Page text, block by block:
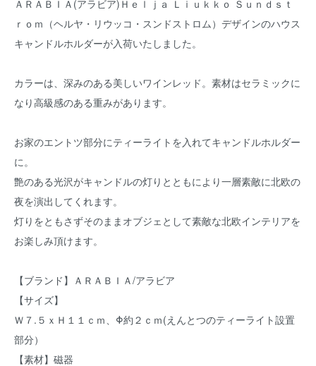
ＡＲＡＢＩＡ(アラビア)Ｈｅｌｊａ Ｌｉｕｋｋｏ Ｓｕｎｄｓｔ
ｒｏｍ（ヘルヤ・リウッコ・スンドストロム）デザインのハウス
キャンドルホルダーが入荷いたしました。
カラーは、深みのある美しいワインレッド。素材はセラミックに
なり高級感のある重みがあります。
お家のエントツ部分にティーライトを入れてキャンドルホルダー
に。
艶のある光沢がキャンドルの灯りとともにより一層素敵に北欧の
夜を演出してくれます。
灯りをともさずそのままオブジェとして素敵な北欧インテリアを
お楽しみ頂けます。
【ブランド】ＡＲＡＢＩＡ/アラビア
【サイズ】
Ｗ７.５ｘＨ１１ｃｍ、Φ約２ｃｍ(えんとつのティーライト設置
部分）
【素材】磁器